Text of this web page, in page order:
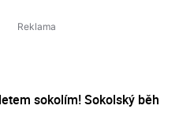
sokolím! Sokolský běh